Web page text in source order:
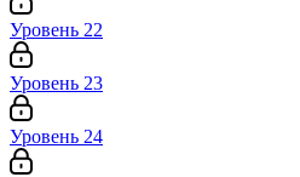
Уровень 22
Уровень 23
Уровень 24